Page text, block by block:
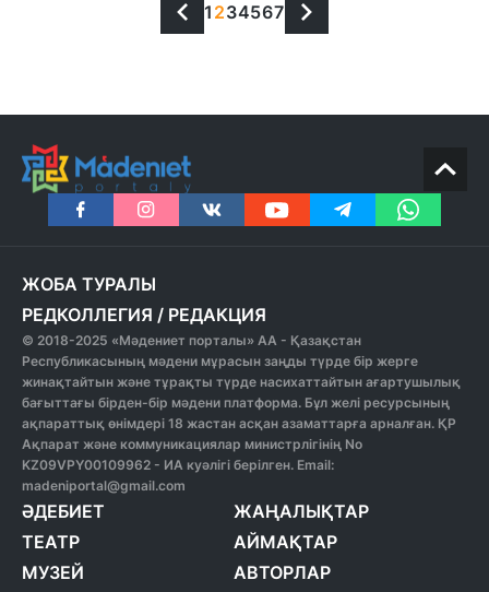
1 234567
ЖОБА ТУРАЛЫ
РЕДКОЛЛЕГИЯ / РЕДАКЦИЯ
© 2018-2025 «Мәдениет порталы» АА - Қазақстан
Республикасының мәдени мұрасын заңды түрде бір жерге
жинақтайтын және тұрақты түрде насихаттайтын ағартушылық
бағыттағы бірден-бір мәдени платформа. Бұл желі ресурсының
ақпараттық өнімдері 18 жастан асқан азаматтарға арналған. ҚР
Ақпарат және коммуникациялар министрлігінің No
KZ09VPY00109962 - ИА куәлігі берілген. Email:
madeniportal@gmail.com
ӘДЕБИЕТ
ТЕАТР
МУЗЕЙ
ЖАҢАЛЫҚТАР
АЙМАҚТАР
АВТОРЛАР